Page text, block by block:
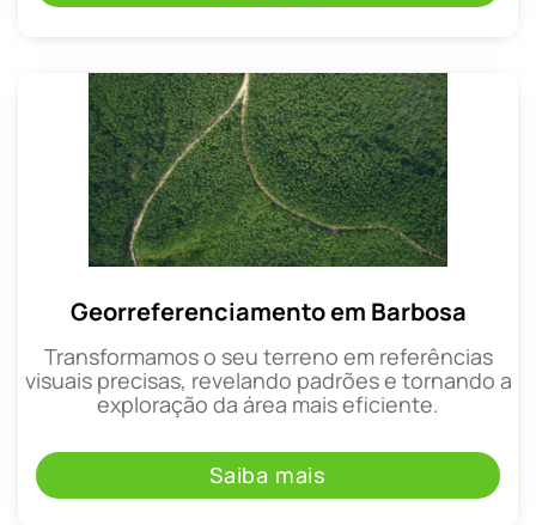
Georreferenciamento em Barbosa
Transformamos o seu terreno em referências
visuais precisas, revelando padrões e tornando a
exploração da área mais eficiente.
Saiba mais